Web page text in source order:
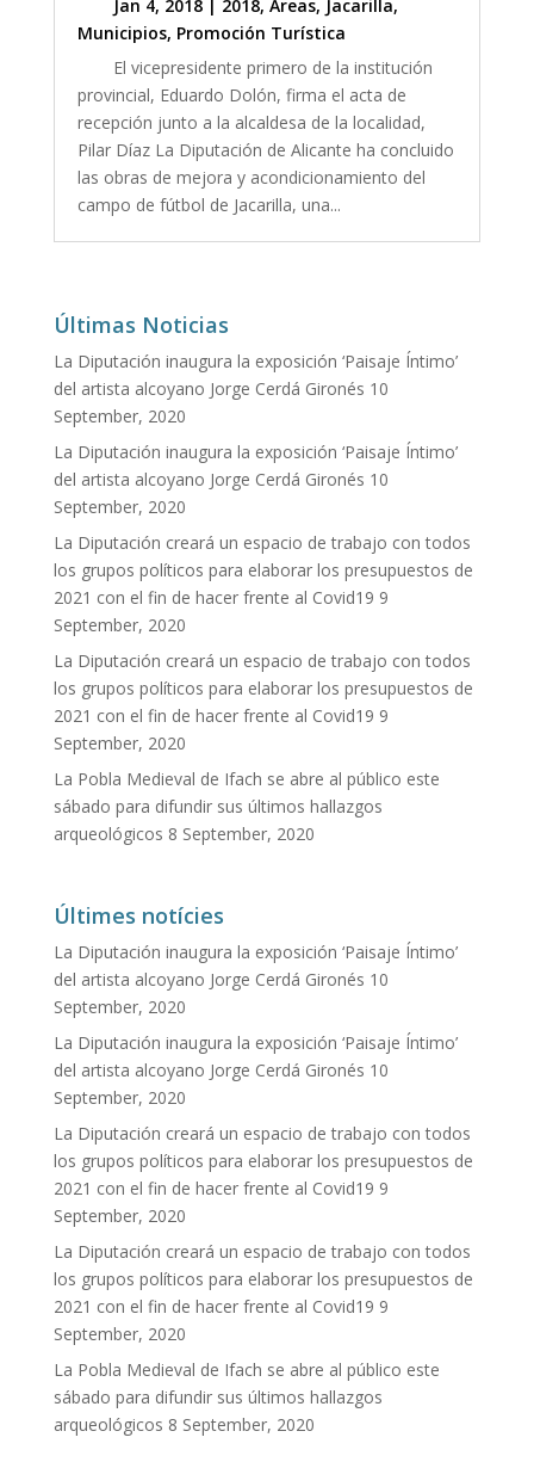
Jan 4, 2018| 2018, Áreas, Jacarilla,
Municipios, Promoción Turística
El vicepresidente primero de la institución
provincial, Eduardo Dolón, firma el acta de
recepción junto a la alcaldesa de la localidad,
Pilar Díaz La Diputación de Alicante ha concluido
las obras de mejora y acondicionamiento del
campo de fútbol de Jacarilla, una...
Últimas Noticias
La Diputación inaugura la exposición ‘Paisaje Íntimo’
del artista alcoyano Jorge Cerdá Gironés 10
September, 2020
La Diputación inaugura la exposición ‘Paisaje Íntimo’
del artista alcoyano Jorge Cerdá Gironés 10
September, 2020
La Diputación creará un espacio de trabajo con todos
los grupos políticos para elaborar los presupuestos de
2021 con el fin de hacer frente al Covid19 9
September, 2020
La Diputación creará un espacio de trabajo con todos
los grupos políticos para elaborar los presupuestos de
2021 con el fin de hacer frente al Covid19 9
September, 2020
La Pobla Medieval de Ifach se abre al público este
sábado para difundir sus últimos hallazgos
arqueológicos 8 September, 2020
Últimes notícies
La Diputación inaugura la exposición ‘Paisaje Íntimo’
del artista alcoyano Jorge Cerdá Gironés 10
September, 2020
La Diputación inaugura la exposición ‘Paisaje Íntimo’
del artista alcoyano Jorge Cerdá Gironés 10
September, 2020
La Diputación creará un espacio de trabajo con todos
los grupos políticos para elaborar los presupuestos de
2021 con el fin de hacer frente al Covid19 9
September, 2020
La Diputación creará un espacio de trabajo con todos
los grupos políticos para elaborar los presupuestos de
2021 con el fin de hacer frente al Covid19 9
September, 2020
La Pobla Medieval de Ifach se abre al público este
sábado para difundir sus últimos hallazgos
arqueológicos 8 September, 2020